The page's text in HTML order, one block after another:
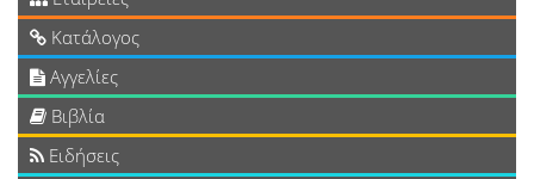
Κατάλογος
Αγγελίες
Βιβλία
Ειδήσεις